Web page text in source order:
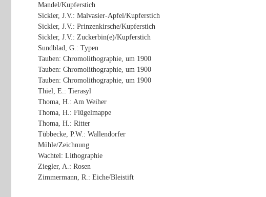
Mandel/Kupferstich
Sickler, J.V.: Malvasier-Apfel/Kupferstich
Sickler, J.V.: Prinzenkirsche/Kupferstich
Sickler, J.V.: Zuckerbin(e)/Kupferstich
Sundblad, G.: Typen
Tauben: Chromolithographie, um 1900
Tauben: Chromolithographie, um 1900
Tauben: Chromolithographie, um 1900
Thiel, E.: Tierasyl
Thoma, H.: Am Weiher
Thoma, H.: Flügelmappe
Thoma, H.: Ritter
Tübbecke, P.W.: Wallendorfer
Mühle/Zeichnung
Wachtel: Lithographie
Ziegler, A.: Rosen
Zimmermann, R.: Eiche/Bleistift